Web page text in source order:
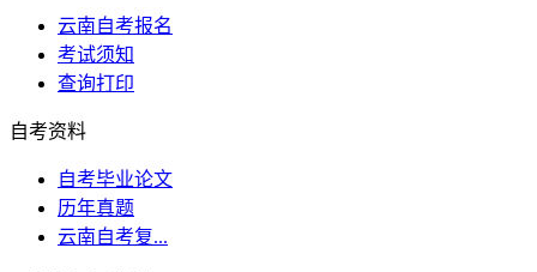
云南自考报名
考试须知
查询打印
自考资料
自考毕业论文
历年真题
云南自考复...